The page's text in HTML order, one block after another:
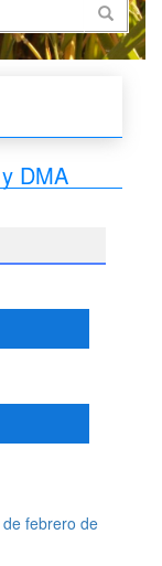
DMA
febrero de